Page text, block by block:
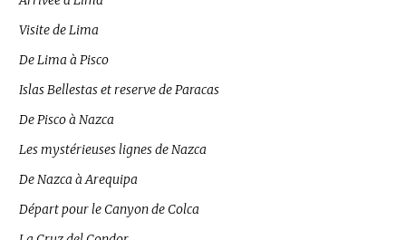
Visite de Lima
De Lima à Pisco
Islas Bellestas et reserve de Paracas
De Pisco à Nazca
Les mystérieuses lignes de Nazca
De Nazca à Arequipa
Départ pour le Canyon de Colca